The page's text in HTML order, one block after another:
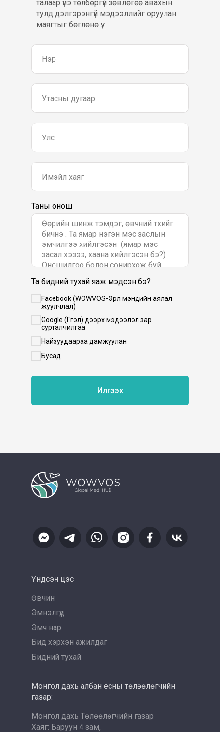
Үндсэн цэс
Өвчин
Эмнэлгүүд
Эмч нар
Бид хэрхэн ажилдаг
Бидний тухай
талаар үнэ төлбөргүй зөвлөгөө авахын
тулд дэлгэрэнгүй мэдээллийг оруулан
маягтыг бөглөнө үү..
Таны онош
Та бидний тухай яаж мэдсэн бэ?
Facebook (WOWVOS-Эрүүл мэндийн аялал
жуулчлал)
Google (Гүүгэл) дээрх мэдээлэл зар
сурталчилгаа
Найзуудаараа дамжуулан
Бусад
Илгээх
Монгол дахь албан ёсны төлөөлөгчийн
газар:
Монгол дахь Төлөөлөгчийн газар
Хаяг: Баруун 4 зам,